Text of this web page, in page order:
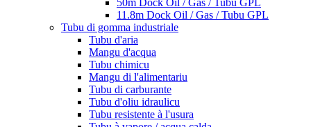
50m Dock Oil / Gas / Tubu GPL
11.8m Dock Oil / Gas / Tubu GPL
Tubu di gomma industriale
Tubu d'aria
Mangu d'acqua
Tubu chimicu
Mangu di l'alimentariu
Tubu di carburante
Tubu d'oliu idraulicu
Tubu resistente à l'usura